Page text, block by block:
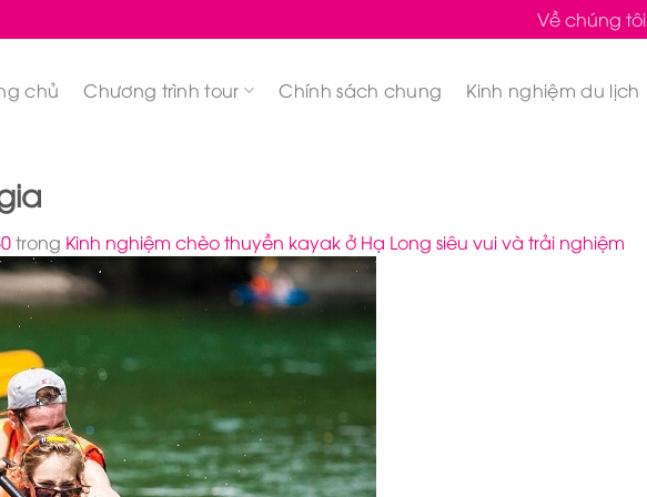
Về chúng tôi
chủ Chương trình tour Chính sách chung Kinh nghiệm du lịch
trong Kinh nghiệm chèo thuyền kayak ở Hạ Long siêu vui và trải nghiệm